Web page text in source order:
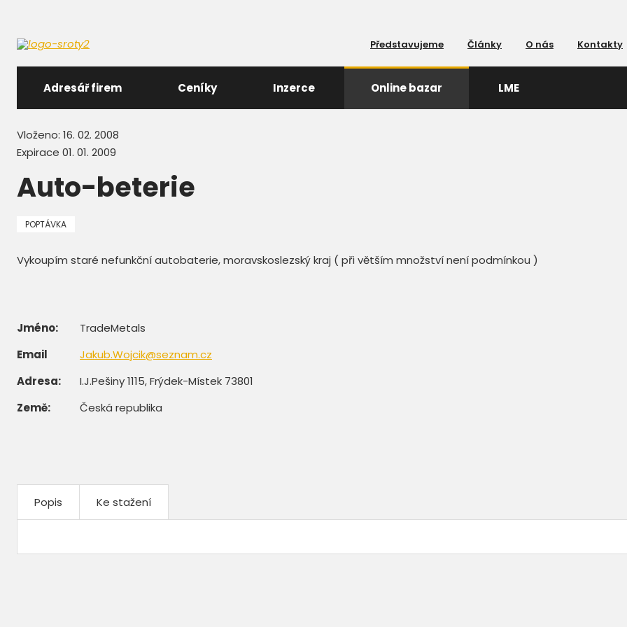
Představujeme Články O nás Kontakty
Adresář firem Ceníky Inzerce Online bazar LME
Vloženo: 16. 02. 2008
Expirace 01. 01. 2009
Auto-beterie
POPTÁVKA
Vykoupím staré nefunkční autobaterie, moravskoslezský kraj ( při větším množství není podmínkou )
Jméno:
TradeMetals
Email
Jakub.Wojcik@seznam.cz
Adresa:
I.J.Pešiny 1115, Frýdek-Místek 73801
Země:
Česká republika
Popis Ke stažení